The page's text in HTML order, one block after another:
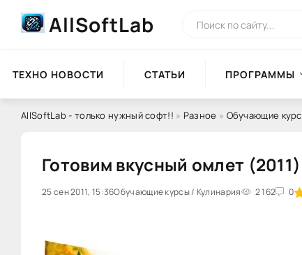
AllSoftLab
ТЕХНО НОВОСТИ СТАТЬИ ПРОГРАММЫ
AllSoftLab - только нужный софт!! » Разное » Обучающие
Готовим вкусный омлет (2011)
25 сен 2011, 15:36Обучающие курсы / Кулинария 2 162 0
60 1 2 3 4 5